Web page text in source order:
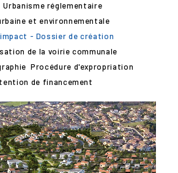
Urbanisme réglementaire
et environnementale
- Dossier de création
de la voirie communale
Procédure d'expropriation
de financement
de Portiragnes